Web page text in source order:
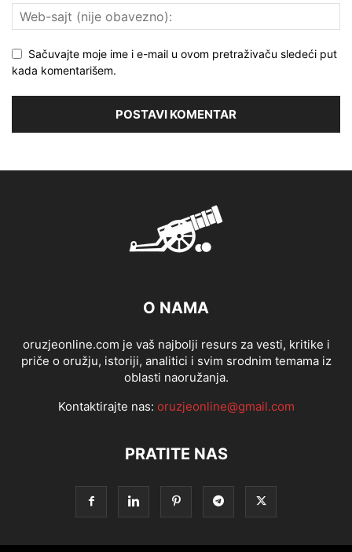
Sačuvajte moje ime i e-mail u ovom pretraživaču sledeći put
kada komentarišem.
O NAMA
oruzjeonline.com je vaš najbolji resurs za vesti, kritike i
priče o oružju, istoriji, analitici i svim srodnim temama iz
oblasti naoružanja.
Kontaktirajte nas: oruzjeonline@gmail.com
PRATITE NAS